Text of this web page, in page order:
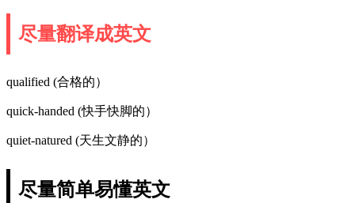
尽量翻译成英文
qualified (合格的）
quick-handed (快手快脚的）
quiet-natured (天生文静的）
尽量简单易懂英文